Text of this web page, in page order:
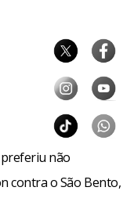
não
contra o São Bento,